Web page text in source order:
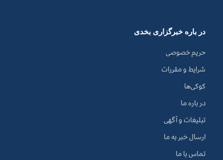
در باره خبرگزاری بخدی
حریم خصوصی
شرایط و مقررات
کوکی‌ها
در باره ما
تبلیغات و آگهی
ارسال خبر به ما
تماس با ما